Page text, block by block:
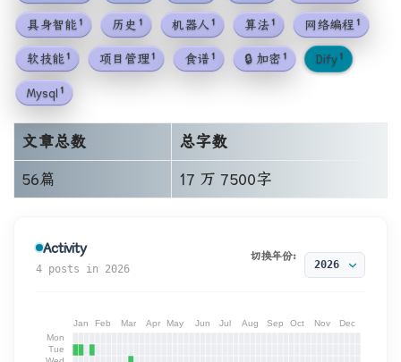
具身智能1 历史1 机器人1 算法1 网络编程1
软技能1 项目管理1 食谱1 🔒 加密1 Dify1
Mysql1
文章总数
总字数
56篇
17 万 7500字
Activity
4 posts in 2026
切换年份: